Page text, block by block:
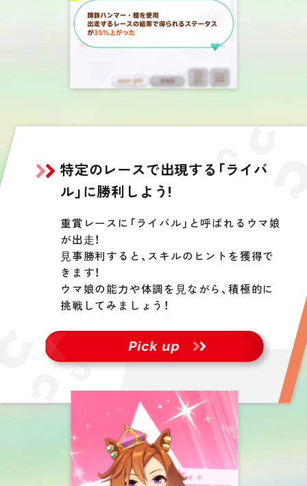
特定のレースで出現する「ライバ
ル」に勝利しよう!
重賞レースに「ライバル」と呼ばれるウマ娘
が出⾛！
⾒事勝利すると、スキルのヒントを獲得で
きます！
ウマ娘の能力や体調を⾒ながら、積極的に
挑戦してみましょう！
Pick up